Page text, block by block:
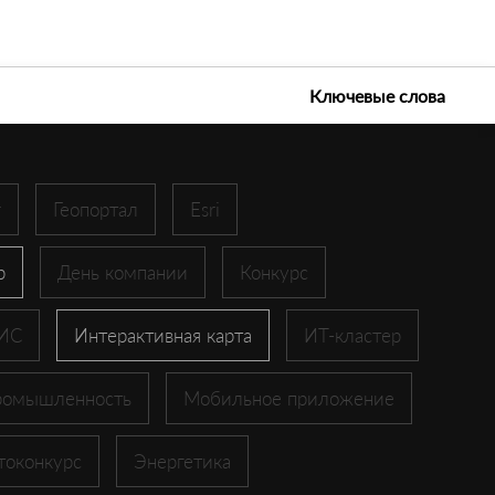
Ключевые слова
Геопортал Esri
День компании Конкурс
Интерактивная карта ИТ-кластер
Мобильное приложение
Энергетика